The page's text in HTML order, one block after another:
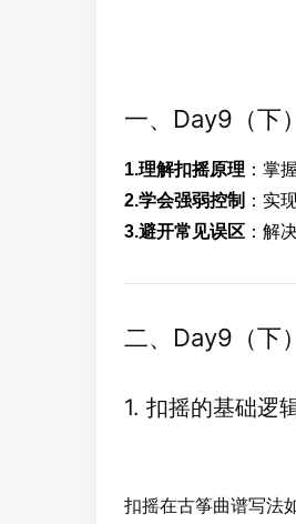
一、Day9（下
1.理解扣摇原理 ：掌
2.学会强弱控制 ：实
3.避开常见误区 ：解
二、Day9（下
1. 扣摇的基础逻
扣摇在古筝曲谱写法